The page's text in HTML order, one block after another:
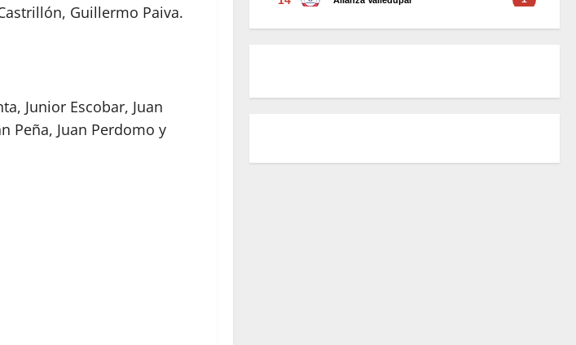
Guillermo Paiva.
Junior Escobar, Juan
Peña, Juan Perdomo y